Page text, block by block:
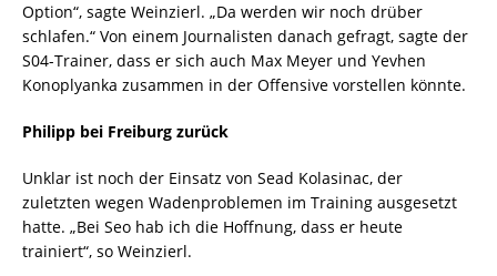
Option“, sagte Weinzierl. „Da werden wir noch drüber
schlafen.“ Von einem Journalisten danach gefragt, sagte der
S04-Trainer, dass er sich auch Max Meyer und Yevhen
Konoplyanka zusammen in der Offensive vorstellen könnte.
Philipp bei Freiburg zurück
Unklar ist noch der Einsatz von Sead Kolasinac, der
zuletzten wegen Wadenproblemen im Training ausgesetzt
hatte. „Bei Seo hab ich die Hoffnung, dass er heute
trainiert“, so Weinzierl.